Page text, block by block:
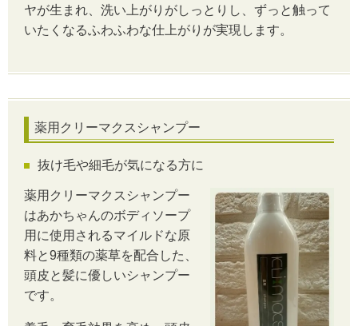
ヤが生まれ、洗い上がりがしっとりし、ずっと触って
いたくなるふわふわな仕上がりが実現します。
薬用クリーマクスシャンプー
抜け毛や細毛が気になる方に
薬用クリーマクスシャンプー
はあかちゃんのボディソープ
用に使用されるマイルドな原
料と9種類の薬草を配合した、
頭皮と髪に優しいシャンプー
です。